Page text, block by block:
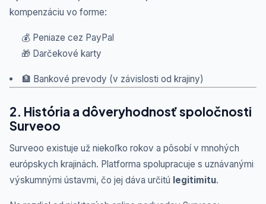
kompenzáciu vo forme:
💰 Peniaze cez PayPal
🎁 Darčekové karty
🏦 Bankové prevody (v závislosti od krajiny)
2. História a dôveryhodnosť spoločnosti
Surveoo
Surveoo existuje už niekoľko rokov a pôsobí v mnohých
európskych krajinách. Platforma spolupracuje s uznávanými
výskumnými ústavmi, čo jej dáva určitú legitimitu.